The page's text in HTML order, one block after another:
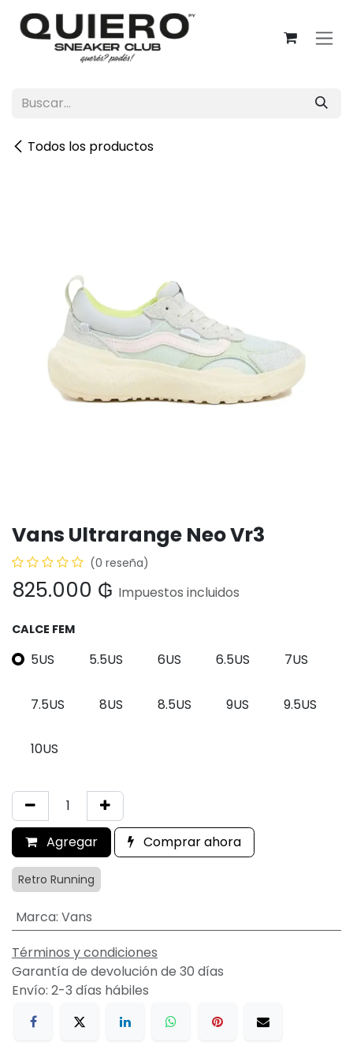
Ir al contenido
Todos los productos
Vans Ultrarange Neo Vr3
(0 reseña)
825.000 ₲ Impuestos incluidos
CALCE FEM
5US 5.5US 6US 6.5US 7US
7.5US 8US 8.5US 9US 9.5US
10US
Agregar Comprar ahora
Retro Running
Marca: Vans
Términos y condiciones
Garantía de devolución de 30 días
Envío: 2-3 días hábiles